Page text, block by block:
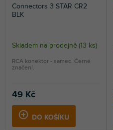
Connectors 3 STAR CR2
BLK
Skladem na prodejně (13 ks)
49 Kč
DO KOŠÍKU
RCA konektor - samec. Černé
značení.